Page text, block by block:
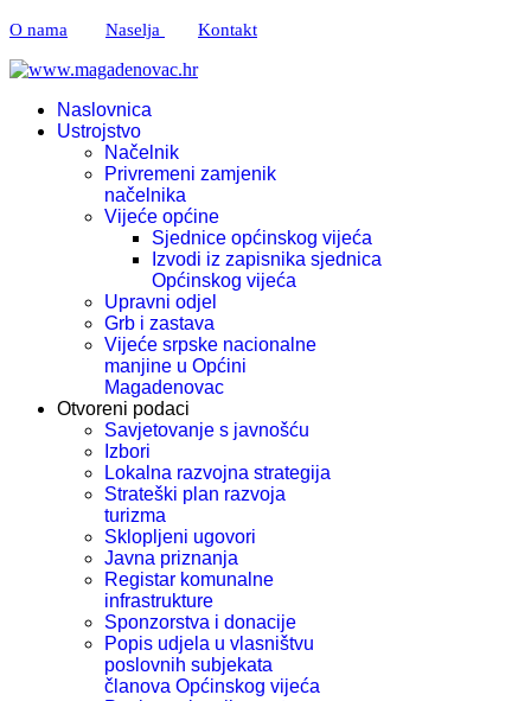
O nama Naselja Kontakt
Naslovnica
Ustrojstvo
Načelnik
Privremeni zamjenik
načelnika
Vijeće općine
Sjednice općinskog vijeća
Izvodi iz zapisnika sjednica
Općinskog vijeća
Upravni odjel
Grb i zastava
Vijeće srpske nacionalne
manjine u Općini
Magadenovac
Otvoreni podaci
Savjetovanje s javnošću
Izbori
Lokalna razvojna strategija
Strateški plan razvoja
turizma
Sklopljeni ugovori
Javna priznanja
Registar komunalne
infrastrukture
Sponzorstva i donacije
Popis udjela u vlasništvu
poslovnih subjekata
članova Općinskog vijeća